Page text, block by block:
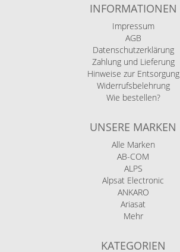
INFORMATIONEN
Impressum
AGB
Datenschutzerklärung
Zahlung und Lieferung
Hinweise zur Entsorgung
Widerrufsbelehrung
Wie bestellen?
UNSERE MARKEN
Alle Marken
AB-COM
ALPS
Alpsat Electronic
ANKARO
Ariasat
Mehr
KATEGORIEN